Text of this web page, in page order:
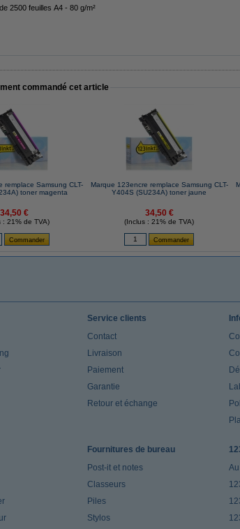
2500 feuilles A4 - 80 g/m²
commandé cet article
remplace Samsung CLT-
toner magenta
34,50 €
: 21% de TVA)
Marque 123encre remplace Samsung CLT-
Y404S (SU234A) toner jaune
34,50 €
(Inclus : 21% de TVA)
Service clients
Contact
Livraison
Paiement
Garantie
Retour et échange
Fournitures de bureau
Post-it et notes
Classeurs
Piles
Stylos